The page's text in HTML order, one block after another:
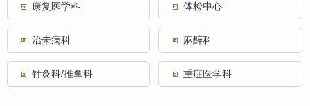
康复医学科 体检中心
治未病科 麻醉科
针灸科/推拿科 重症医学科